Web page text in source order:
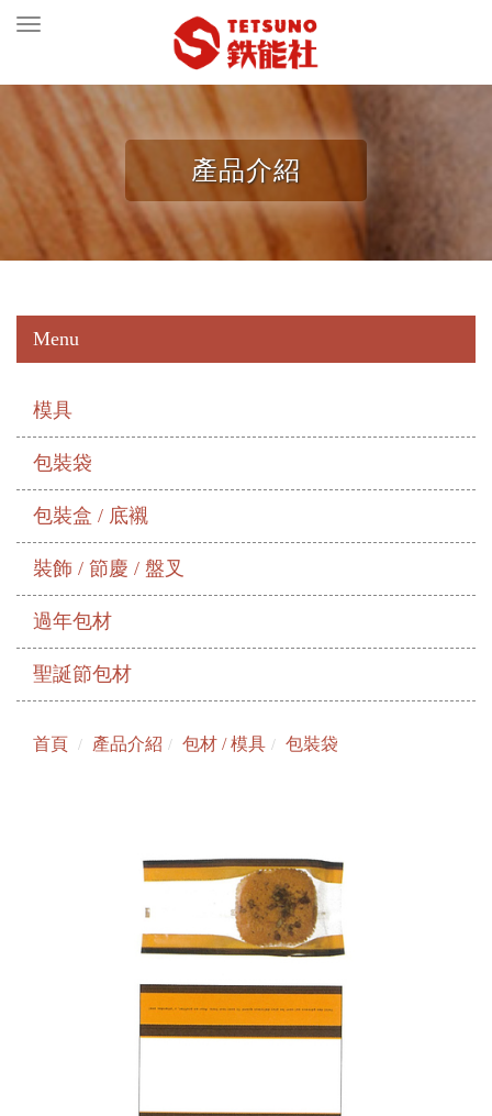
Toggle
產品介紹
Menu
模具
包裝袋
包裝盒 / 底襯
裝飾 / 節慶 / 盤叉
過年包材
聖誕節包材
首頁 產品介紹 包材 / 模具 包裝袋